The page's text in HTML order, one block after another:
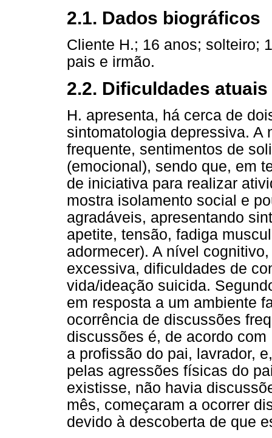
2.1. Dados biográficos
Cliente H.; 16 anos; solteiro;
pais e irmão.
2.2. Dificuldades
H. apresenta, há cerca de
sintomatologia depressiva. A
frequente, sentimentos de
(emocional), sendo que, em
de iniciativa para realizar
mostra isolamento social e
agradáveis, apresentando
apetite, tensão, fadiga
adormecer). A nível
excessiva, dificuldades de
vida/ideação suicida.
em resposta a um ambiente
ocorrência de discussões
discussões é, de acordo
a profissão do pai, lavrador,
pelas agressões físicas do
existisse, não havia
mês, começaram a ocorrer
devido à descoberta de que